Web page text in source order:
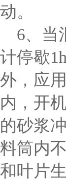
动。
6、当
计停歇
外，应
内，开
的砂浆
料筒内
和叶片